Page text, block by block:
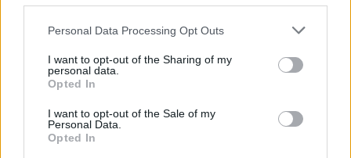
Personal Data Processing Opt Outs
I want to opt-out of the Sharing of my
personal data.
Opted In
I want to opt-out of the Sale of my
Personal Data.
Opted In